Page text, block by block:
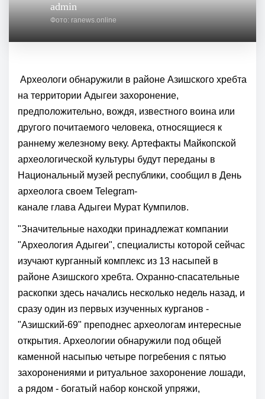
admin
Фото: ranews.online
Археологи обнаружили в районе Азишского хребта
на территории Адыгеи захоронение,
предположительно, вождя, известного воина или
другого почитаемого человека, относящиеся к
раннему железному веку. Артефакты Майкопской
археологической культуры будут переданы в
Национальный музей республики, сообщил в День
археолога своем Telegram-
канале глава Адыгеи Мурат Кумпилов.
"Значительные находки принадлежат компании
"Археология Адыгеи", специалисты которой сейчас
изучают курганный комплекс из 13 насыпей в
районе Азишского хребта. Охранно-спасательные
раскопки здесь начались несколько недель назад, и
сразу один из первых изученных курганов -
"Азишский-69" преподнес археологам интересные
открытия. Археологии обнаружили под общей
каменной насыпью четыре погребения с пятью
захоронениями и ритуальное захоронение лошади,
а рядом - богатый набор конской упряжи,